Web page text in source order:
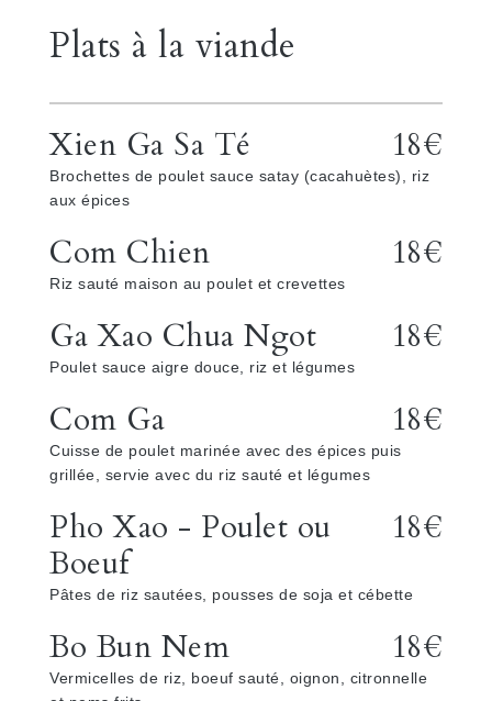
Plats à la viande
Xien Ga Sa Té 18€
Brochettes de poulet sauce satay (cacahuètes), riz
aux épices
Com Chien 18€
Riz sauté maison au poulet et crevettes
Ga Xao Chua Ngot 18€
Poulet sauce aigre douce, riz et légumes
Com Ga 18€
Cuisse de poulet marinée avec des épices puis
grillée, servie avec du riz sauté et légumes
Pho Xao - Poulet ou
Boeuf
18€
Pâtes de riz sautées, pousses de soja et cébette
Bo Bun Nem 18€
Vermicelles de riz, boeuf sauté, oignon, citronnelle